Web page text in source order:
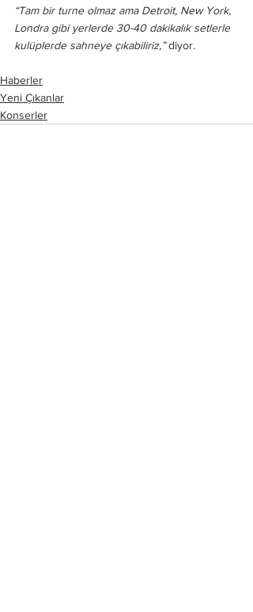
“Tam bir turne olmaz ama Detroit, New York,
Londra gibi yerlerde 30-40 dakikalık setlerle
kulüplerde sahneye çıkabiliriz,” diyor.
Haberler
Yeni Çıkanlar
Konserler